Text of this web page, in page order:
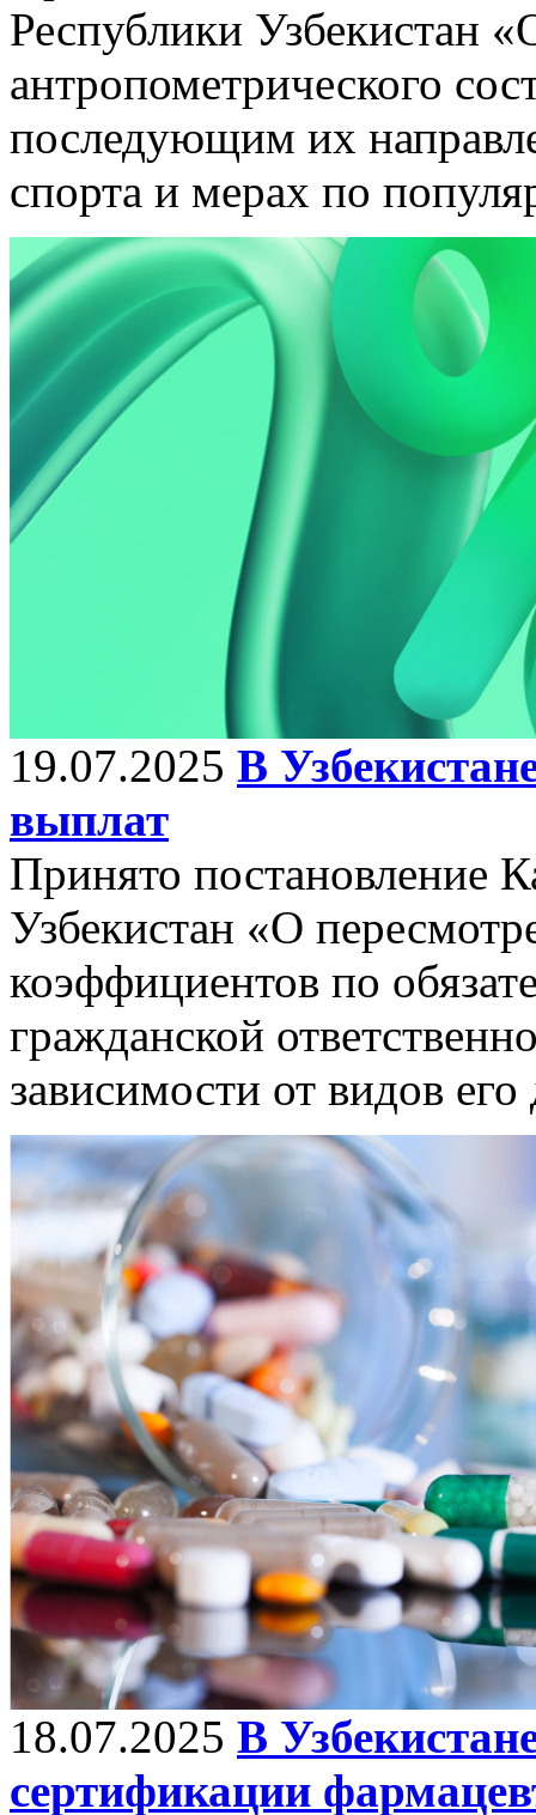
Республики Узбекистан
антропометрического
последующим их
спорта и мерах по
19.07.2025 В
выплат
Принято постановление
Узбекистан «О
коэффициентов по
гражданской
зависимости от видов его
18.07.2025 В
сертификации